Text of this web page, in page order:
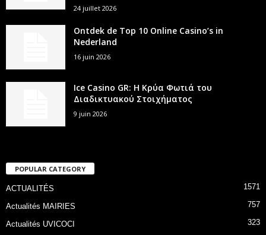
24 juillet 2026
Ontdek de Top 10 Online Casino’s in
Nederland
16 juin 2026
Ice Casino GR: Η Κρύα Φωτιά του
Διαδικτυακού Στοιχήματος
9 juin 2026
POPULAR CATEGORY
ACTUALITÉS 1571
Actualités MAIRIES 757
Actualités UVICOCI 323